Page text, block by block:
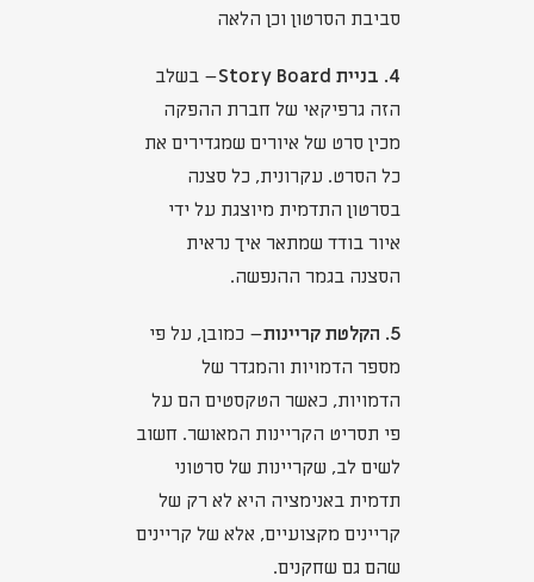
סביבת הסרטון וכן הלאה
4. בניית Story Board
– בשלב
הזה גרפיקאי של חברת ההפקה
מכין סרט של איורים שמגדירים את
כל הסרט. עקרונית, כל סצנה
בסרטון התדמית מיוצגת על ידי
איור בודד שמתאר איך נראית
הסצנה בגמר ההנפשה.
5. הקלטת קריינות
– כמובן, על פי
מספר הדמויות והמגדר של
הדמויות, כאשר הטקסטים הם על
פי תסריט הקריינות המאושר. חשוב
לשים לב, שקריינות של סרטוני
תדמית באנימציה היא לא רק של
קריינים מקצועיים, אלא של קריינים
שהם גם שחקנים.